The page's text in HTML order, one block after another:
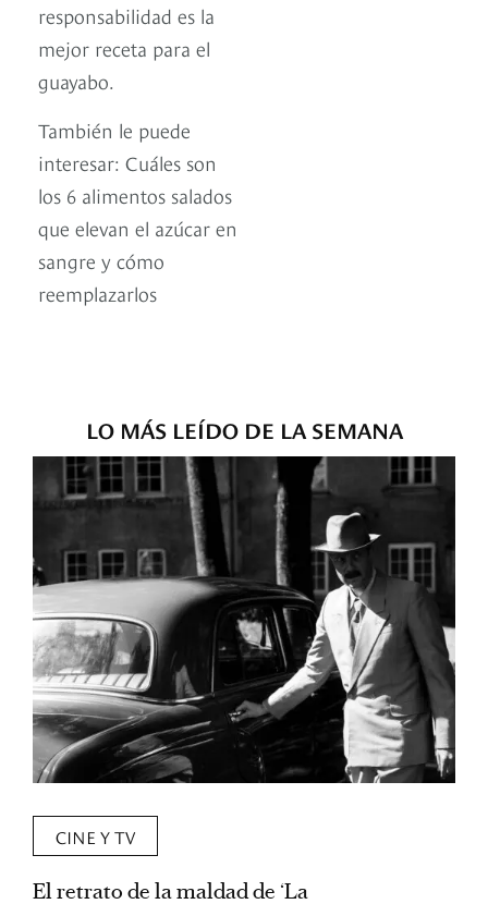
responsabilidad es la
mejor receta para el
guayabo.
También le puede
interesar: Cuáles son
los 6 alimentos salados
que elevan el azúcar en
sangre y cómo
reemplazarlos
LO MÁS LEÍDO DE LA SEMANA
CINE Y TV
El retrato de la maldad de ‘La